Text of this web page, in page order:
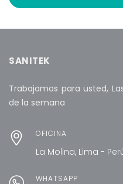
SANITEK
Trabajamos para usted,
de la semana
OFICINA
La Molina, Lima -
WHATSAPP